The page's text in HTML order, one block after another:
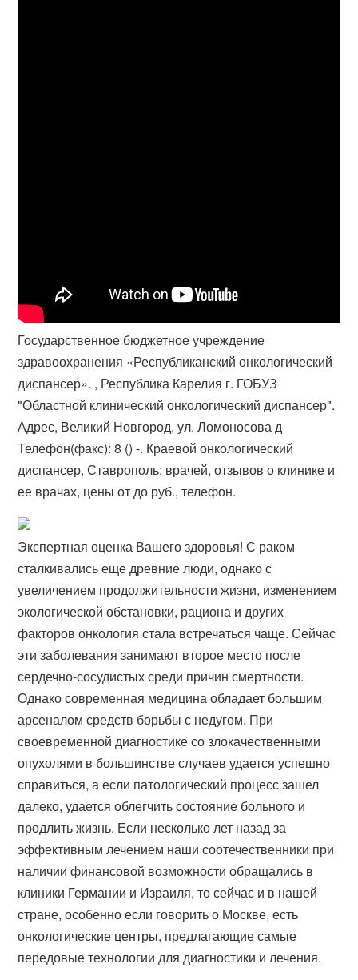
Государственное бюджетное учреждение
здравоохранения «​Республиканский онкологический
диспансер». , Республика Карелия г​. ГОБУЗ
"Областной клинический онкологический диспансер".
Адрес, Великий Новгород, ул. Ломоносова д
Телефон(факс): 8 () -. Краевой онкологический
диспансер, Ставрополь: врачей, отзывов о клинике и
ее врачах, цены от до руб., телефон.
Экспертная оценка Вашего здоровья! С раком
сталкивались еще древние люди, однако с
увеличением продолжительности жизни, изменением
экологической обстановки, рациона и других
факторов онкология стала встречаться чаще. Сейчас
эти заболевания занимают второе место после
сердечно-сосудистых среди причин смертности.
Однако современная медицина обладает большим
арсеналом средств борьбы с недугом. При
своевременной диагностике со злокачественными
опухолями в большинстве случаев удается успешно
справиться, а если патологический процесс зашел
далеко, удается облегчить состояние больного и
продлить жизнь. Если несколько лет назад за
эффективным лечением наши соотечественники при
наличии финансовой возможности обращались в
клиники Германии и Израиля, то сейчас и в нашей
стране, особенно если говорить о Москве, есть
онкологические центры, предлагающие самые
передовые технологии для диагностики и лечения.